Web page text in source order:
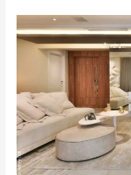
Personalização:
Transformando
espaços
verdadeiras
obras
de
arte